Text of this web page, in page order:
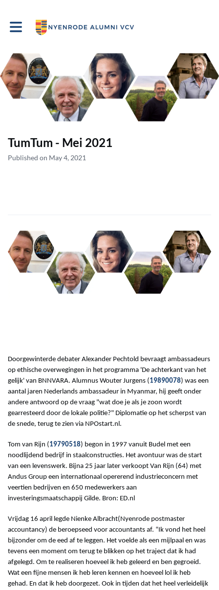
Toggle main navigation
TumTum - Mei 2021
Published on May 4, 2021
Doorgewinterde debater Alexander Pechtold bevraagt ambassadeurs
op ethische overwegingen in het programma 'De achterkant van het
gelijk' van BNNVARA. Alumnus Wouter Jurgens ( 19890078) was een
aantal jaren Nederlands ambassadeur in Myanmar, hij geeft onder
andere antwoord op de vraag "wat doe je als je zoon wordt
gearresteerd door de lokale politie?" Diplomatie op het scherpst van
de snede, terug te zien via NPOstart.nl.
Tom van Rijn ( 19790518) begon in 1997 vanuit Budel met een
noodlijdend bedrijf in staalconstructies. Het avontuur was de start
van een levenswerk. Bijna 25 jaar later verkoopt Van Rijn (64) met
Andus Group een internationaal opererend industrieconcern met
veertien bedrijven en 650 medewerkers aan
investeringsmaatschappij Gilde. Bron: ED.nl
Vrijdag 16 april legde Nienke Albracht(Nyenrode postmaster
accountancy) de beroepseed voor accountants af. “Ik vond het heel
bijzonder om de eed af te leggen. Het voelde als een mijlpaal en was
tevens een moment om terug te blikken op het traject dat ik had
afgelegd. Om te realiseren hoeveel ik heb geleerd en ben gegroeid.
Wat een fijne mensen ik heb leren kennen en hoeveel lol ik heb
gehad. En dat ik heb doorgezet. Ook in tijden dat het heel verleidelijk